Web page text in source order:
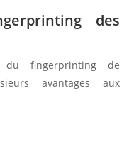
des
du fingerprinting de
avantages aux